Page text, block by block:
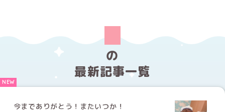
の
最新記事一覧
今までありがとう！またいつか！